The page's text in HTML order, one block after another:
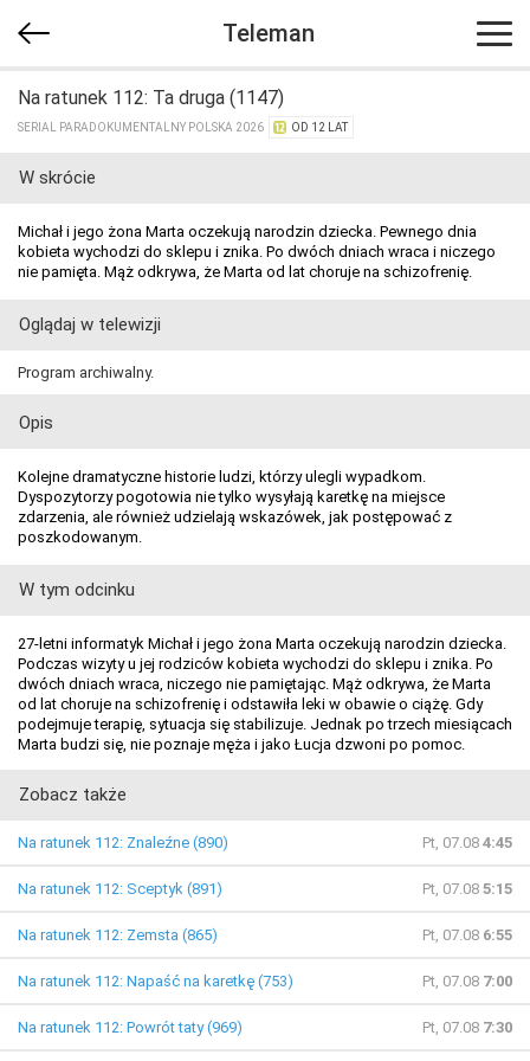
Teleman
Na ratunek 112: Ta druga (1147)
SERIAL PARADOKUMENTALNY POLSKA 2026 OD 12 LAT
W skrócie
Michał i jego żona Marta oczekują narodzin dziecka. Pewnego dnia
kobieta wychodzi do sklepu i znika. Po dwóch dniach wraca i niczego
nie pamięta. Mąż odkrywa, że Marta od lat choruje na schizofrenię.
Oglądaj w telewizji
Program archiwalny.
Opis
Kolejne dramatyczne historie ludzi, którzy ulegli wypadkom.
Dyspozytorzy pogotowia nie tylko wysyłają karetkę na miejsce
zdarzenia, ale również udzielają wskazówek, jak postępować z
poszkodowanym.
W tym odcinku
27-letni informatyk Michał i jego żona Marta oczekują narodzin dziecka.
Podczas wizyty u jej rodziców kobieta wychodzi do sklepu i znika. Po
dwóch dniach wraca, niczego nie pamiętając. Mąż odkrywa, że Marta
od lat choruje na schizofrenię i odstawiła leki w obawie o ciążę. Gdy
podejmuje terapię, sytuacja się stabilizuje. Jednak po trzech miesiącach
Marta budzi się, nie poznaje męża i jako Łucja dzwoni po pomoc.
Zobacz także
Na ratunek 112: Znaleźne (890) Pt, 07.08 4:45
Na ratunek 112: Sceptyk (891) Pt, 07.08 5:15
Na ratunek 112: Zemsta (865) Pt, 07.08 6:55
Na ratunek 112: Napaść na karetkę (753) Pt, 07.08 7:00
Na ratunek 112: Powrót taty (969) Pt, 07.08 7:30